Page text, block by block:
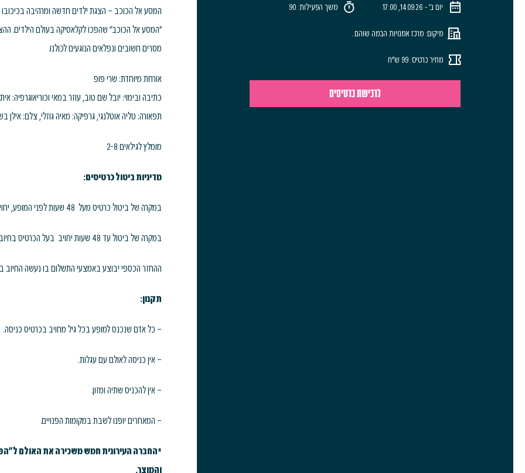
יום ב׳ - 14.09.26, 17:00 משך הפעילות: 90
מיקום: מרכז אמנויות הבמה שוהם..
מחיר כרטיס: 99 ש"ח
לרכישת כרטיסים
המסע אל הכוכב – הצגת ילדים חדשה ומרהיבה
"המסע אל הכוכב" שהפכו לקלאסיקה בעולם הילדים.
מסרים חשובים ונפלאים הנוגעים לכולנו.
אורחת מיוחדת: שרי פופ
כתיבה ובימוי: יובל שם טוב, עוזר במאי וכוריאוגרפיה:
תפאורה: טליה אוטלנגי, גרפיקה: מאיה גוזלי, צלם: אילן
מומלץ לגילאים 2-8
מדיניות ביטול כרטיסים:
במקרה של ביטול כרטיס מעל 48 שעות לפני המופע, יחויב בעל הכרטיס בדמי ביטול בסך 5% ממחיר הכרטיס
במקרה של ביטול עד 48 שעות יחויב בעל הכרטיס בחיוב מלא
ההחזר הכספי יבוצע באמצעי התשלום בו נעשה החיוב
תקנון:
– כל אדם שנכנס למופע בכל גיל מחויב בכרטיס כניסה.
– אין כניסה לאולם עם עגלות.
– אין להכניס שתיה ומזון.
– המאחרים יופנו לשבת במקומות הפנויים.
*החברה העירונית חמש משכירה את האולם
והמוצר.